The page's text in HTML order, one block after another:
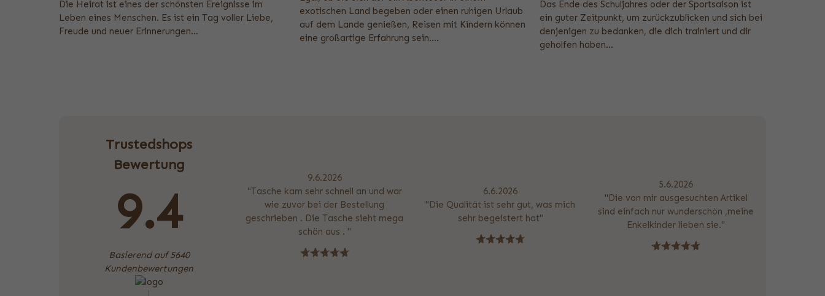
Die Heirat ist eines der schönsten Ereignisse im
Leben eines Menschen. Es ist ein Tag voller Liebe,
Freude und neuer Erinnerungen...
exotischen Land begeben oder einen ruhigen Urlaub
auf dem Lande genießen, Reisen mit Kindern können
eine großartige Erfahrung sein....
Das Ende des Schuljahres oder der Sportsaison ist
ein guter Zeitpunkt, um zurückzublicken und sich bei
denjenigen zu bedanken, die dich trainiert und dir
geholfen haben...
Trustedshops
Bewertung
9.4
Basierend auf 5640
Kundenbewertungen
9.6.2026
"Tasche kam sehr schnell an und war
wie zuvor bei der Bestellung
geschrieben . Die Tasche sieht mega
schön aus . "
6.6.2026
"Die Qualität ist sehr gut, was mich
sehr begeistert hat"
5.6.2026
"Die von mir ausgesuchten Artikel
sind einfach nur wunderschön ,meine
Enkelkinder lieben sie."